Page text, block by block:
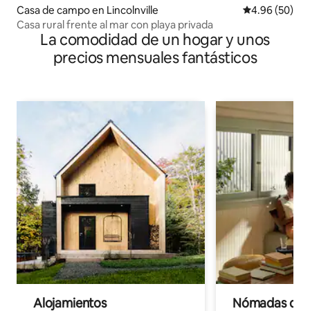
Casa de campo en Lincolnville Calificación
4.96 (50)
Casa rural frente al mar con playa privada
La comodidad de un hogar y unos
precios mensuales fantásticos
Alojamientos Nómadas